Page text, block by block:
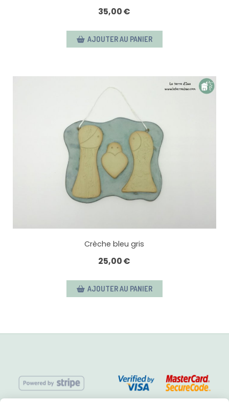
35,00€
AJOUTER AU PANIER
Crèche bleu gris
25,00€
AJOUTER AU PANIER